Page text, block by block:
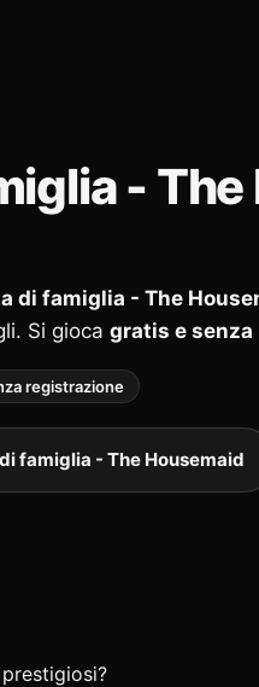
-
di famiglia - The
Si gioca gratis e
registrazione
famiglia - The Housemaid